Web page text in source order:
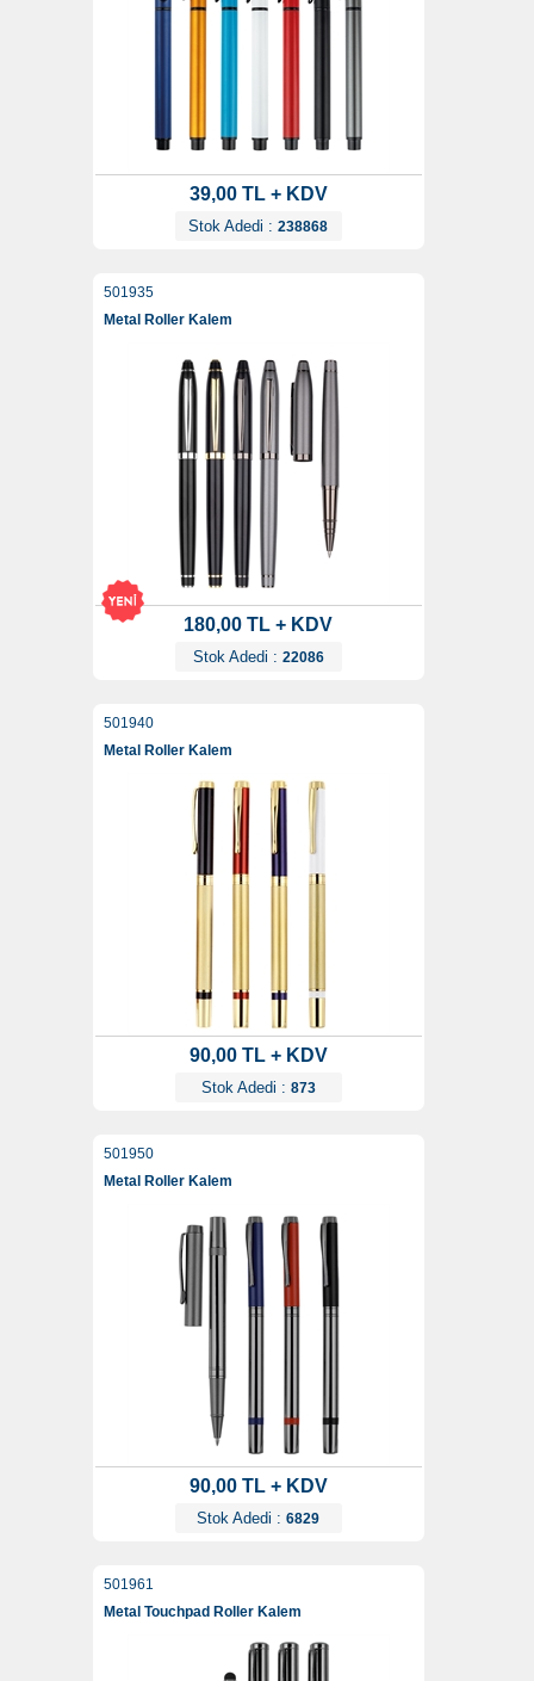
39,00 TL + KDV
Stok Adedi : 238868
501935
Metal Roller Kalem
180,00 TL + KDV
Stok Adedi : 22086
501940
Metal Roller Kalem
90,00 TL + KDV
Stok Adedi : 873
501950
Metal Roller Kalem
90,00 TL + KDV
Stok Adedi : 6829
501961
Metal Touchpad Roller Kalem